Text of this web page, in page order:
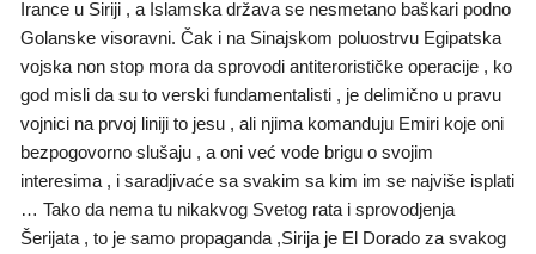
Irance u Siriji , a Islamska država se nesmetano baškari podno
Golanske visoravni. Čak i na Sinajskom poluostrvu Egipatska
vojska non stop mora da sprovodi antiterorističke operacije , ko
god misli da su to verski fundamentalisti , je delimično u pravu
vojnici na prvoj liniji to jesu , ali njima komanduju Emiri koje oni
bezpogovorno slušaju , a oni već vode brigu o svojim
interesima , i saradjivaće sa svakim sa kim im se najviše isplati
… Tako da nema tu nikakvog Svetog rata i sprovodjenja
Šerijata , to je samo propaganda ,Sirija je El Dorado za svakog